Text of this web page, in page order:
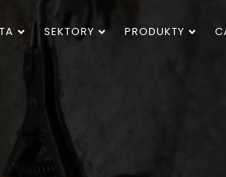
SEKTORY PRODUKTY